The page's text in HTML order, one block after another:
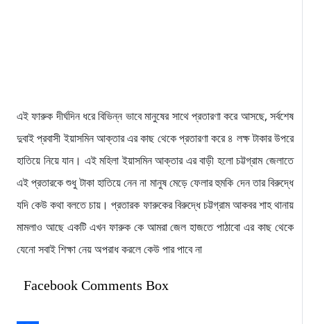
এই ফারুক দীর্ঘদিন ধরে বিভিন্ন ভাবে মানুষের সাথে প্রতারণা করে আসছে, সর্বশেষ
দুবাই প্রবাসী ইয়াসমিন আক্তার এর কাছ থেকে প্রতারণা করে ৪ লক্ষ টাকার উপরে
হাতিয়ে নিয়ে যান। এই মহিলা ইয়াসমিন আক্তার এর বাড়ী হলো চট্টগ্রাম জেলাতে
এই প্রতারকে শুধু টাকা হাতিয়ে নেন না মানুষ মেড়ে ফেলার হুমকি দেন তার বিরুদ্ধে
যদি কেউ কথা বলতে চায়। প্রতারক ফারুকের বিরুদ্ধে চট্টগ্রাম আকবর শাহ থানায়
মামলাও আছে একটি এখন ফারুক কে আমরা জেল হাজতে পাঠাবো এর কাছ থেকে
যেনো সবাই শিক্ষা নেয় অপরাধ করলে কেউ পার পাবে না
Facebook Comments Box